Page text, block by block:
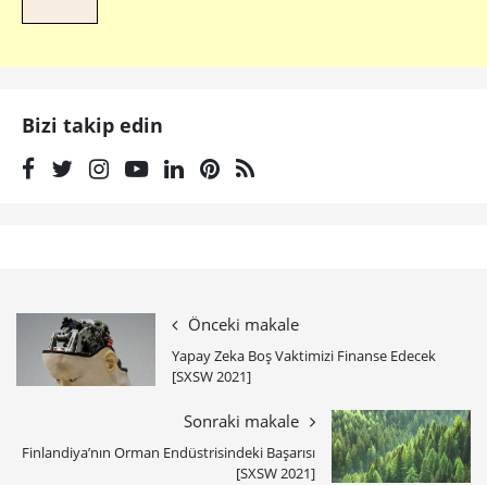
Bizi takip edin
Önceki makale
Yapay Zeka Boş Vaktimizi Finanse Edecek
[SXSW 2021]
Sonraki makale
Finlandiya’nın Orman Endüstrisindeki Başarısı
[SXSW 2021]